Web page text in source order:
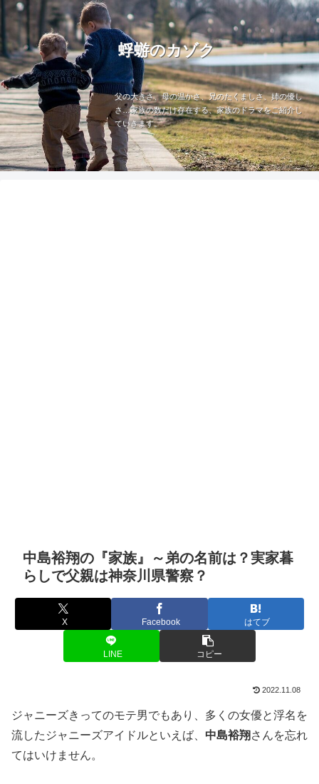
蜉蝣のカゾク
父の大きさ、母の温かさ、兄のたくましさ、姉の優し
さ…家族の数だけ存在する、家族のドラマをご紹介し
ていきます。
中島裕翔の『家族』～弟の名前は？実家暮
らしで父親は神奈川県警察？
X Facebook はてブ
LINE コピー
2022.11.08
ジャニーズきってのモテ男でもあり、多くの女優と浮名を
流したジャニーズアイドルといえば、 中島裕翔 さんを忘れ
てはいけません。